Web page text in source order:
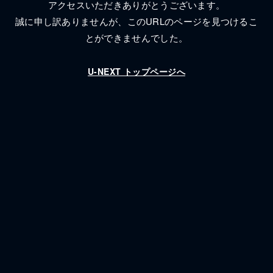
アクセスいただきありがとうございます。
誠に申し訳ありませんが、
このURLのページを見つけるこ
とができませんでした。
U-NEXT トップページへ